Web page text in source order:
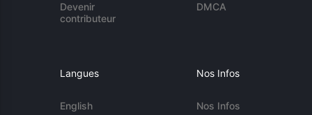
Devenir
contributeur
DMCA
Langues
English
Nos Infos
Nos Infos